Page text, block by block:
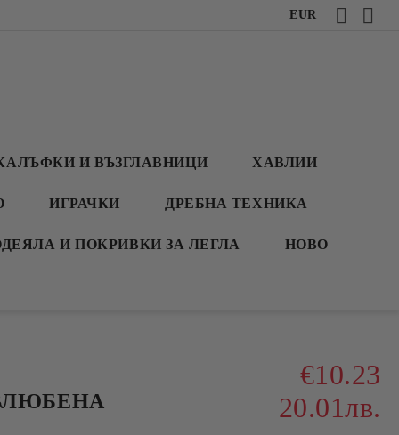
EUR
И ВЪЗГЛАВНИЦИ ХАВЛИИ
ИГРАЧКИ ДРЕБНА ТЕХНИКА
И ПОКРИВКИ ЗА ЛЕГЛА НОВО
€10.23
20.01лв.